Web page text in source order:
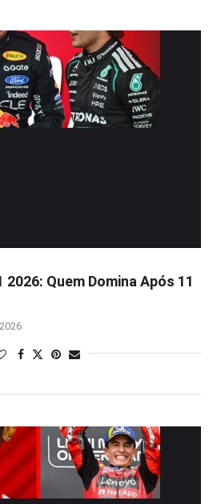
Quem Domina Após 11